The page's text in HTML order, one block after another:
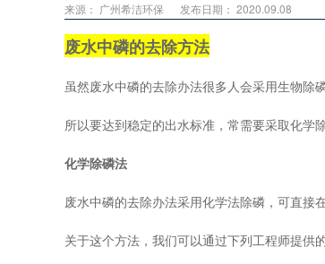
来源： 广州希洁环保 发布日期： 2020.09.08
废水中磷的去除方法
虽然废水中磷的去除办法很多人会采用生物除
所以要达到稳定的出水标准，常需要采取化学
化学除磷法
废水中磷的去除办法采用化学法除磷，可直接
关于这个方法，我们可以通过下列工程师提供